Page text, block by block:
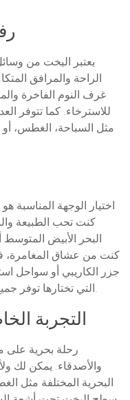
يعتبر اليخت من
الراحة والمرافق
غرف النوم الفاخرة
للاسترخاء. كما تتوفر
مثل السباحة، الغطس، أو
اختيار الوجهة المناسبة
كنت تحب الطبيعة
البحر الأبيض المتوسط
كنت من عشاق المغامرة،
جزر الكاريبي أو سواحل
التي تختارها توفر جميع الأنشطة التي ترغب في الاستمتاع بها.
3. التجربة
رحلة بحرية على
والأصدقاء. يمكن لك
البحرية المختلفة مثل